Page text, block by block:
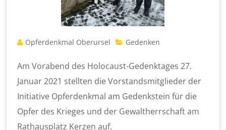
Opferdenkmal Oberursel Gedenken
Am Vorabend des Holocaust-Gedenktages 27.
Januar 2021 stellten die Vorstandsmitglieder der
Initiative Opferdenkmal am Gedenkstein für die
Opfer des Krieges und der Gewaltherrschaft am
Rathausplatz Kerzen auf.